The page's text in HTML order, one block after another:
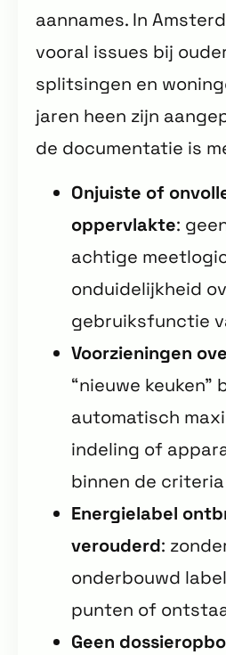
aannames. In
vooral issues bij
splitsingen en
jaren heen zijn
de documentatie is
Onjuiste of
oppervlakte:
achtige
onduidelijkheid
gebruiksfunctie
Voorzieningen
“nieuwe
automatisch
indeling of
binnen de
Energielabel
verouderd:
onderbouwd
punten of
Geen